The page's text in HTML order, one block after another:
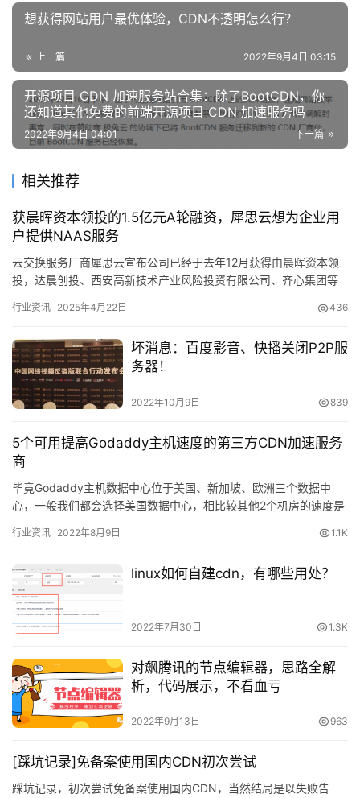
想获得网站用户最优体验，CDN不透明怎么行？
上一篇 2022年9月4日 03:15
开源项目 CDN 加速服务站合集：除了BootCDN，你
还知道其他免费的前端开源项目 CDN 加速服务吗
下一篇
2022年9月4日 04:01
相关推荐
获晨晖资本领投的1.5亿元A轮融资，犀思云想为企业用
户提供NAAS服务
云交换服务厂商犀思云宣布公司已经于去年12月获得由晨晖资本领
投，达晨创投、西安高新技术产业风险投资有限公司、齐心集团等
行业资讯 2025年4月22日 436
坏消息：百度影音、快播关闭P2P服
务器！
2022年10月9日 839
5个可用提高Godaddy主机速度的第三方CDN加速服务
商
毕竟Godaddy主机数据中心位于美国、新加坡、欧洲三个数据中
心，一般我们都会选择美国数据中心，相比较其他2个机房的速度是
行业资讯 2022年8月9日 1.1K
linux如何自建cdn，有哪些用处？
2022年7月30日 1.3K
对飙腾讯的节点编辑器，思路全解
析，代码展示，不看血亏
2022年9月13日 963
[踩坑记录]免备案使用国内CDN初次尝试
踩坑记录，初次尝试免备案使用国内CDN，当然结局是以失败告